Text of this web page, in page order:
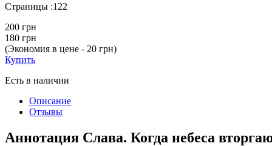
Страницы :122
200 грн
180 грн
(Экономия в цене - 20 грн)
Купить
Есть в наличии
Описание
Отзывы
Аннотация Слава. Когда небеса